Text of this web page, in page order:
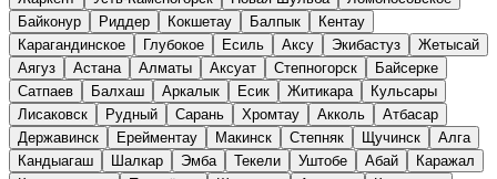
Байконур
Риддер Кокшетау Балпык
Кентау
Карагандинское
Глубокое Есиль Аксу Экибастуз
Жетысай
Аягуз
Астана Алматы Аксуат Степногорск
Байсерке
Сатпаев
Балхаш Аркалык Есик Житикара
Кульсары
Лисаковск
Рудный Сарань Хромтау Акколь
Атбасар
Державинск
Ерейментау Макинск Степняк Щучинск
Алга
Кандыагаш
Шалкар Эмба Текели Уштобе Абай
Каражал